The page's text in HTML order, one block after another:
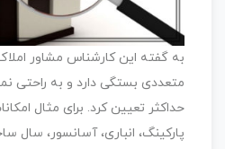
به گفته این کارشناس مشاور
متعددی بستگی دارد و به راحتی
حداکثر تعیین کرد. برای مثال
پارکینگ، انباری، آسانسور، سال